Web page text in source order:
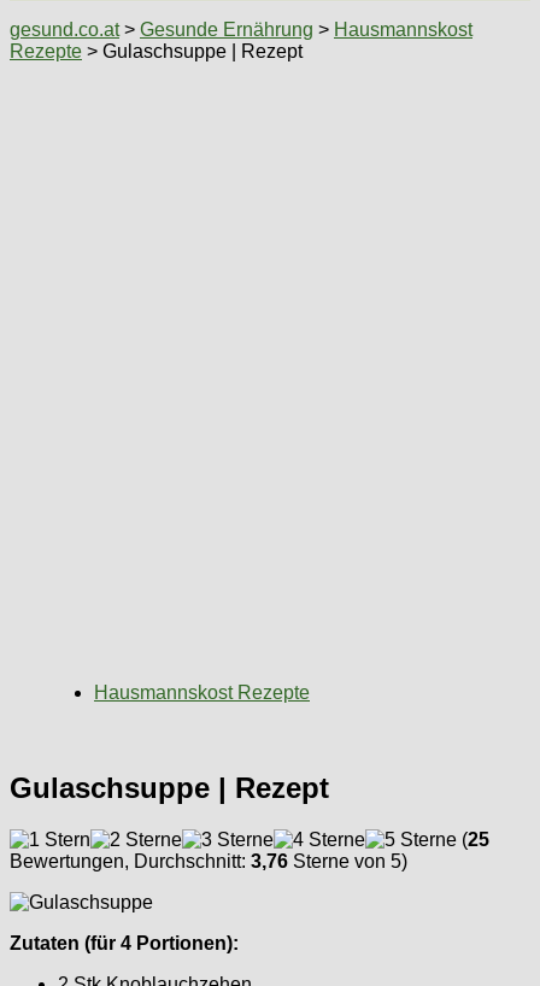
gesund.co.at> Gesunde Ernährung > Hausmannskost
Rezepte > Gulaschsuppe | Rezept
Hausmannskost Rezepte
Gulaschsuppe | Rezept
(25
Bewertungen, Durchschnitt: 3,76 Sterne von 5)
Zutaten (für 4 Portionen):